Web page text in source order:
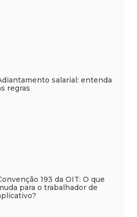
salarial: entenda
regras
193 da OIT: O que
para o trabalhador de